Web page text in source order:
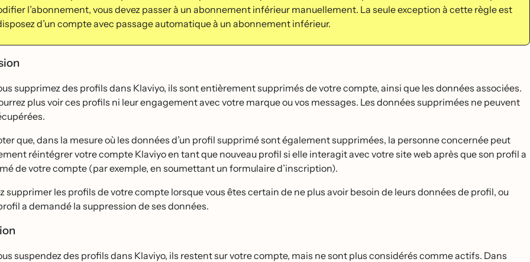
l’abonnement, vous devez passer à un abonnement inférieur manuellement. La seule exception à cette règle est
d’un compte avec passage automatique à un abonnement inférieur.
supprimez des profils dans Klaviyo, ils sont entièrement supprimés de votre compte, ainsi que les données associées.
plus voir ces profils ni leur engagement avec votre marque ou vos messages. Les données supprimées ne peuvent
que, dans la mesure où les données d’un profil supprimé sont également supprimées, la personne concernée peut
réintégrer votre compte Klaviyo en tant que nouveau profil si elle interagit avec votre site web après que son profil a
de votre compte (par exemple, en soumettant un formulaire d’inscription).
supprimer les profils de votre compte lorsque vous êtes certain de ne plus avoir besoin de leurs données de profil, ou
a demandé la suppression de ses données.
suspendez des profils dans Klaviyo, ils restent sur votre compte, mais ne sont plus considérés comme actifs. Dans